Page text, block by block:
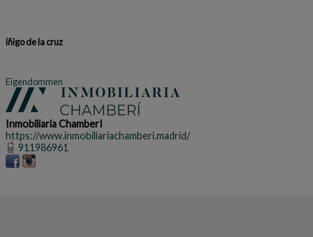
iñigo de la cruz
Eigendommen
Inmobiliaria ChamberI
https://www.inmobiliariachamberi.madrid/
911986961